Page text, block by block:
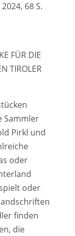
68 S.
FÜR DIE
TIROLER
Sammler
Pirkl und
oder
oder
finden
die